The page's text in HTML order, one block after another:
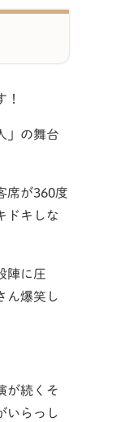
！
」の舞台
席が360度
ドキしな
陣に圧
ん爆笑し
が続くそ
いらっし